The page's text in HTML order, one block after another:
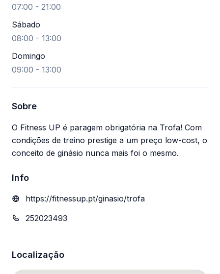
07:00 - 21:00
Sábado
08:00 - 13:00
Domingo
09:00 - 13:00
Sobre
O Fitness UP é paragem obrigatória na Trofa! Com
condições de treino prestige a um preço low-cost, o
conceito de ginásio nunca mais foi o mesmo.
Info
https://fitnessup.pt/ginasio/trofa
252023493
Localização